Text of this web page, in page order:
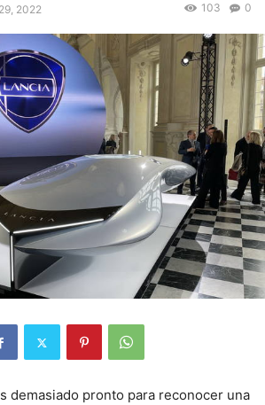
2022 0
103
demasiado pronto para reconocer una